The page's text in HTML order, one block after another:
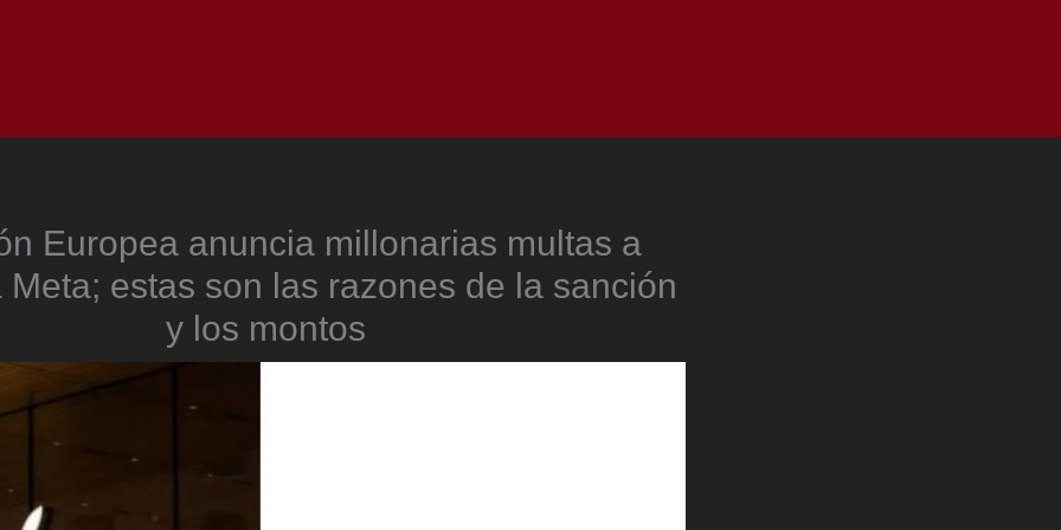
Europea anuncia millonarias multas a
Meta; estas son las razones de la sanción
y los montos